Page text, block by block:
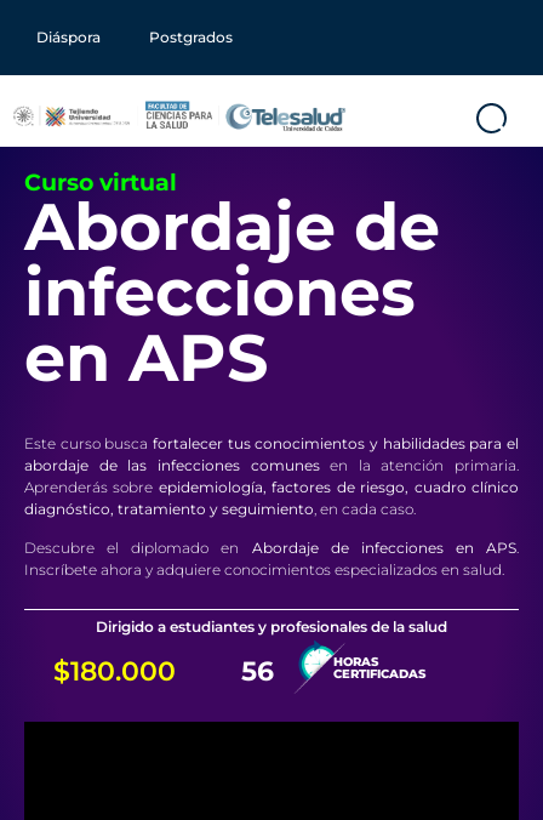
Diáspora Postgrados
Curso virtual
Abordaje de
infecciones
en APS
Este curso busca fortalecer tus conocimientos y habilidades para el
abordaje de las infecciones comunesen la atención primaria.
Aprenderás sobre epidemiología, factores de riesgo, cuadro clínico
diagnóstico, tratamiento y seguimiento , en cada caso.
Descubre el diplomado en Abordaje de infecciones en APS.
Inscríbete ahora y adquiere conocimientos especializados en salud.
Dirigido a estudiantes y profesionales de la salud
$180.000 56 HORAS
CERTIFICADAS